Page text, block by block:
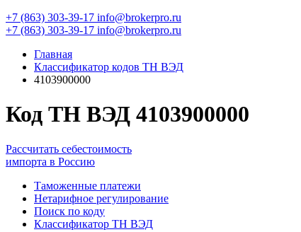
+7 (863) 303-39-17 info@brokerpro.ru
+7 (863) 303-39-17 info@brokerpro.ru
Главная
Классификатор кодов ТН ВЭД
4103900000
Код ТН ВЭД 4103900000
Рассчитать себестоимость
импорта в Россию
Таможенные платежи
Нетарифное регулирование
Поиск по коду
Классификатор ТН ВЭД